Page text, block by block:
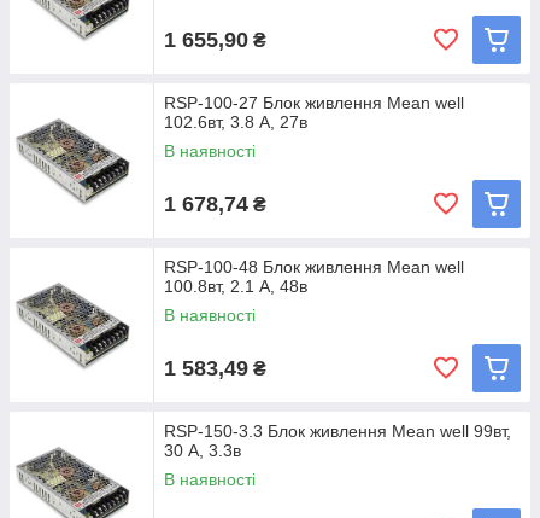
1 655,90 ₴
RSP-100-27 Блок живлення Mean well
102.6вт, 3.8 А, 27в
В наявності
1 678,74 ₴
RSP-100-48 Блок живлення Mean well
100.8вт, 2.1 А, 48в
В наявності
1 583,49 ₴
RSP-150-3.3 Блок живлення Mean well 99вт,
30 А, 3.3в
В наявності